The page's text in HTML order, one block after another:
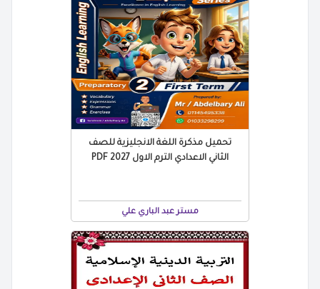
تحميل مذكرة اللغة الانجليزية للصف
الثاني الاعدادي الترم الاول 2027 PDF
مستر عبد الباري علي